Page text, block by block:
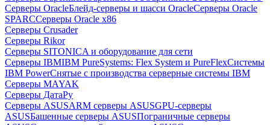
Серверы OracleБлейд-серверы и шасси OracleСерверы Oracle
SPARCСерверы Oracle x86
Серверы Crusader
Серверы Rikor
Серверы SITONICA и оборудование для сети
Серверы IBMIBM PureSystems: Flex System и PureFlexСистемы
IBM PowerСнятые с производства серверные системы IBM
Серверы MAYAK
Серверы ДатаРу
Серверы ASUSARM серверы ASUSGPU-серверы
ASUSБашенные серверы ASUSПограничные серверы